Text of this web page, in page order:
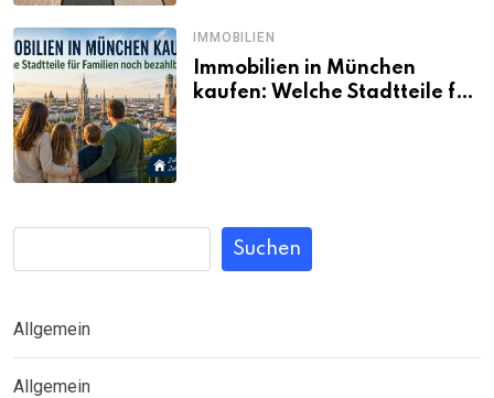
IMMOBILIEN
Immobilien in München
kaufen: Welche Stadtteile für
Suchen
Allgemein
Allgemein